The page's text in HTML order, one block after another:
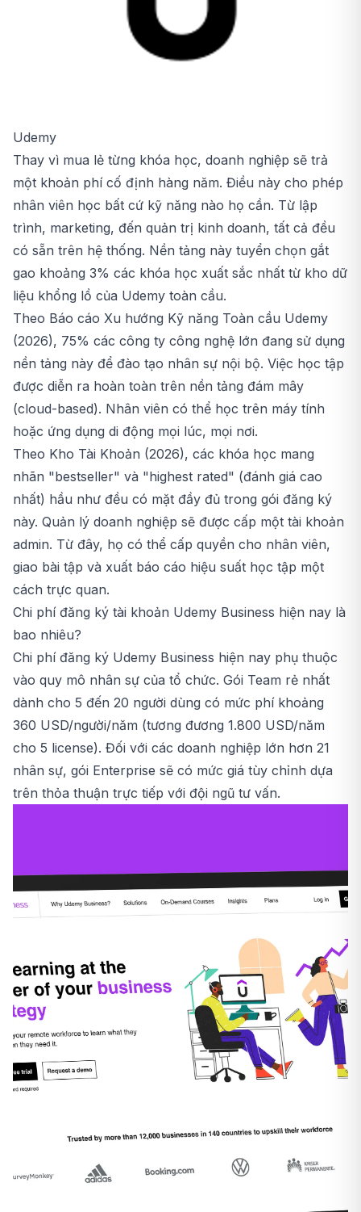
Udemy
Thay vì mua lẻ từng khóa học, doanh nghiệp sẽ trả
một khoản phí cố định hàng năm. Điều này cho phép
nhân viên học bất cứ kỹ năng nào họ cần. Từ lập
trình, marketing, đến quản trị kinh doanh, tất cả đều
có sẵn trên hệ thống. Nền tảng này tuyển chọn gắt
gao khoảng 3% các khóa học xuất sắc nhất từ kho dữ
liệu khổng lồ của Udemy toàn cầu.
Theo Báo cáo Xu hướng Kỹ năng Toàn cầu Udemy
(2026), 75% các công ty công nghệ lớn đang sử dụng
nền tảng này để đào tạo nhân sự nội bộ. Việc học tập
được diễn ra hoàn toàn trên nền tảng đám mây
(cloud-based). Nhân viên có thể học trên máy tính
hoặc ứng dụng di động mọi lúc, mọi nơi.
Theo Kho Tài Khoản (2026), các khóa học mang
nhãn "bestseller" và "highest rated" (đánh giá cao
nhất) hầu như đều có mặt đầy đủ trong gói đăng ký
này. Quản lý doanh nghiệp sẽ được cấp một tài khoản
admin. Từ đây, họ có thể cấp quyền cho nhân viên,
giao bài tập và xuất báo cáo hiệu suất học tập một
cách trực quan.
Chi phí đăng ký tài khoản Udemy Business hiện nay là
bao nhiêu?
Chi phí đăng ký Udemy Business hiện nay phụ thuộc
vào quy mô nhân sự của tổ chức. Gói Team rẻ nhất
dành cho 5 đến 20 người dùng có mức phí khoảng
360 USD/người/năm (tương đương 1.800 USD/năm
cho 5 license). Đối với các doanh nghiệp lớn hơn 21
nhân sự, gói Enterprise sẽ có mức giá tùy chỉnh dựa
trên thỏa thuận trực tiếp với đội ngũ tư vấn.